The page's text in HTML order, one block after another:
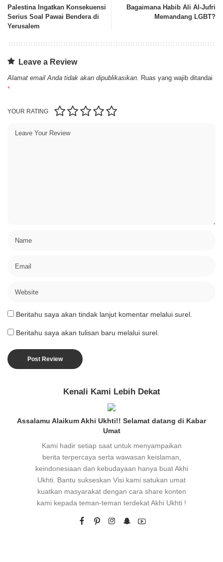
Palestina Ingatkan Konsekuensi
Serius Soal Pawai Bendera di
Yerusalem
Bagaimana Habib Ali Al-Jufri
Memandang LGBT?
Leave a Review
Alamat email Anda tidak akan dipublikasikan. Ruas yang wajib ditandai
*
YOUR RATING
Beritahu saya akan tindak lanjut komentar melalui surel.
Beritahu saya akan tulisan baru melalui surel.
Kenali Kami Lebih Dekat
Assalamu Alaikum Akhi Ukhti!! Selamat datang di Kabar
Umat
Kami hadir setiap saat untuk menyampaikan
berita terpercaya serta wawasan keislaman,
keindonesiaan dan kebudayaan hanya buat Akhi
Ukhti. Bantu sukseskan Visi kami satukan umat
kuatkan masyarakat dengan cara share konten
kami kepada teman-teman terdekat Akhi Ukhti !